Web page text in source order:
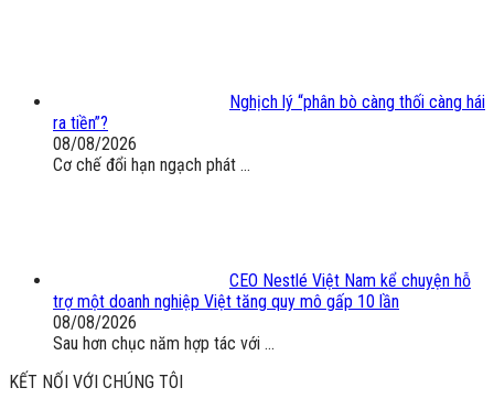
Nghịch lý “phân bò càng thối càng hái
ra tiền”?
08/08/2026
Cơ chế đổi hạn ngạch phát ...
CEO Nestlé Việt Nam kể chuyện hỗ
trợ một doanh nghiệp Việt tăng quy mô gấp 10 lần
08/08/2026
Sau hơn chục năm hợp tác với ...
KẾT NỐI VỚI CHÚNG TÔI